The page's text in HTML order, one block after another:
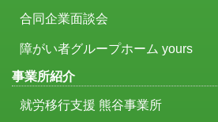
合同企業面談会
障がい者グループホーム yours
事業所紹介
就労移行支援 熊谷事業所